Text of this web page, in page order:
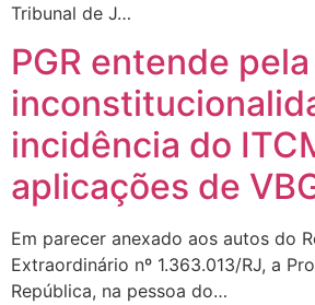
Tribunal de J…
PGR entende pela
incidência do
aplicações de
Em parecer anexado aos autos do
Extraordinário nº 1.363.013/RJ, a
República, na pessoa do…